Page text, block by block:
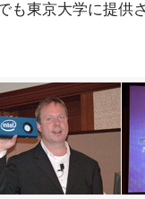
も東京大学に提供